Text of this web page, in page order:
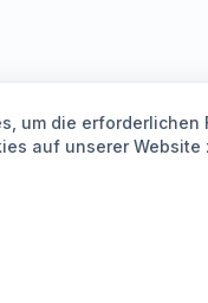
um die
auf unserer Website